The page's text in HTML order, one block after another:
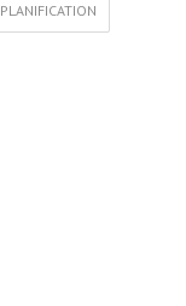
PLANIFICATION